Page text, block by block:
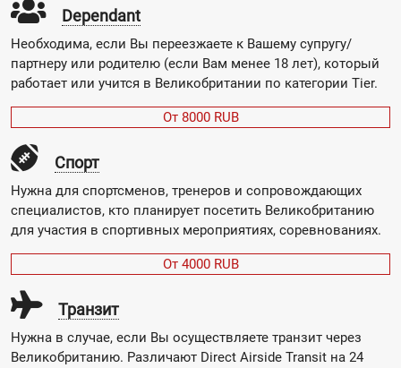
Dependant
Необходима, если Вы переезжаете к Вашему супругу/
партнеру или родителю (если Вам менее 18 лет), который
работает или учится в Великобритании по категории Tier.
От 8000 RUB
Спорт
Нужна для спортсменов, тренеров и сопровождающих
специалистов, кто планирует посетить Великобританию
для участия в спортивных мероприятиях, соревнованиях.
От 4000 RUB
Транзит
Нужна в случае, если Вы осуществляете транзит через
Великобританию. Различают Direct Airside Transit на 24